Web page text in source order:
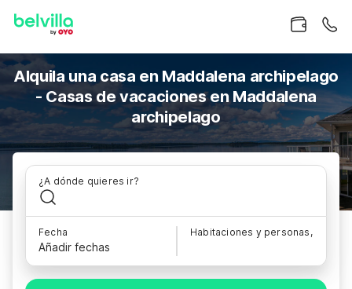
Alquila una casa en Maddalena archipelago
- Casas de vacaciones en Maddalena
archipelago
¿A dónde quieres ir?
Fecha
Añadir fechas
Habitaciones y personas,